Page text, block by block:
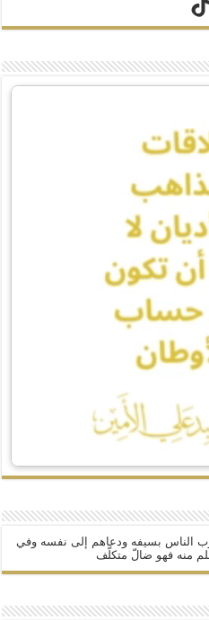
الناس بسيفه ودعاهم إلى نفسه وفي
منه فهو ضالّ متكلّف